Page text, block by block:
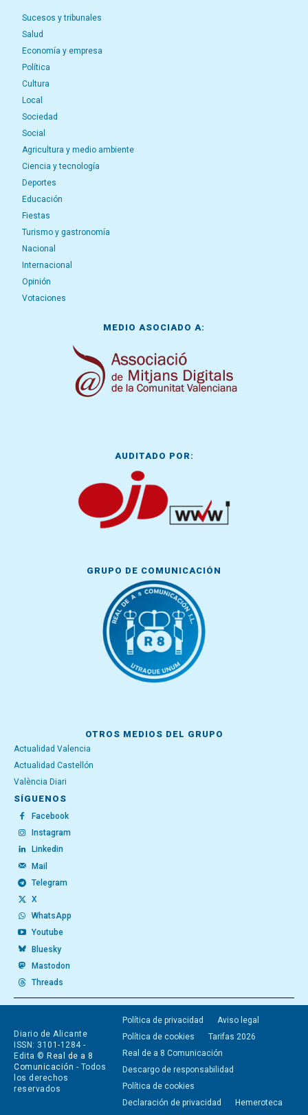
Sucesos y tribunales
Salud
Economía y empresa
Política
Cultura
Local
Sociedad
Social
Agricultura y medio ambiente
Ciencia y tecnología
Deportes
Educación
Fiestas
Turismo y gastronomía
Nacional
Internacional
Opinión
Votaciones
MEDIO ASOCIADO A:
AUDITADO POR:
GRUPO DE COMUNICACIÓN
OTROS MEDIOS DEL GRUPO
Actualidad Valencia
Actualidad Castellón
València Diari
SÍGUENOS
Facebook
Instagram
Linkedin
Mail
Telegram
X
WhatsApp
Youtube
Bluesky
Mastodon
Threads
Diario de Alicante
ISSN: 3101-1284 -
Edita © Real de a 8
Comunicación - Todos
los derechos
reservados
Política de privacidad
Aviso legal
Política de cookies
Tarifas 2026
Real de a 8 Comunicación
Descargo de responsabilidad
Política de cookies
Declaración de privacidad
Hemeroteca